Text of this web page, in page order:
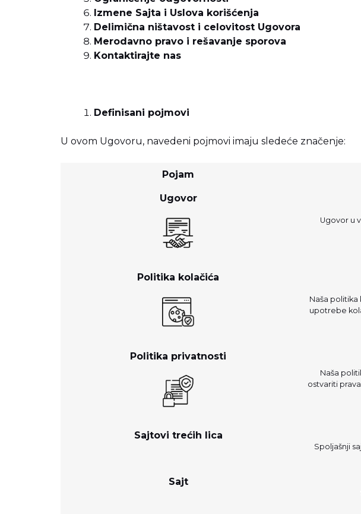
Izmene Sajta i Uslova korišćenja
Delimična ništavost i celovitost Ugovora
Merodavno pravo i rešavanje sporova
Kontaktirajte nas
Definisani pojmovi
U ovom Ugovoru, navedeni pojmovi imaju sledeće značenje:
Pojam
Ugovor
Ugovor u
Politika kolačića
Naša politika
upotrebe
Politika privatnosti
Naša
ostvariti
Sajtovi trećih lica
Spoljašnji
Sajt